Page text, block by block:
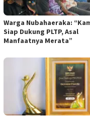
Warga Nubahaeraka:
Siap Dukung PLTP, Asal
Manfaatnya Merata”